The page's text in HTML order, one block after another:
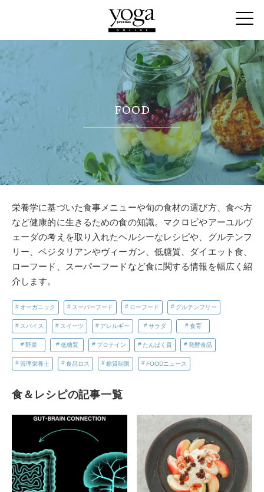
FOOD
栄養学に基づいた食事メニューや旬の食材の選び方、食べ方
など健康的に生きるための食の知識。マクロビやアーユルヴ
ェーダの考えを取り入れたヘルシーなレシピや、グルテンフ
リー、ベジタリアンやヴィーガン、低糖質、ダイエット食、
ローフード、スーパーフードなど食に関する情報を幅広く紹
介します。
オーガニック スーパーフード ローフード グルテンフリー
スパイス スイーツ アレルギー サラダ 食育
野菜 低糖質 プロテイン たんぱく質 発酵食品
管理栄養士 食品ロス 糖質制限 FOODニュース
食＆レシピの記事一覧